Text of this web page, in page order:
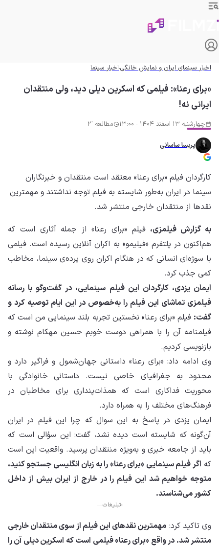
اخبار سینمای ایران و نمایش خانگیاخبار سینما
«برای رعنا»: فیلمی که اسکرین دیلی دید، ولی منتقدان
ایرانی نه!
چهارشنبه 13 اسفند 1404 - 13:00 مطالعه '2
پریسا ساسانی
کارگردان فیلم «برای رعنا» معتقد است منتقدان و خبرنگاران
سینما در ایران به‌طور شایسته به فیلم توجه نداشتند و مهمترین
نقدها از منتقدان خارجی منتشر شد.
به گزارش فیلمزی، فیلم «برای رعنا» از جمله آثاری است که
هم‌اکنون در پلتفرم «فیلیمو» به اکران آنلاین رسیده است. فیلمی
با سوژه‌ای انسانی که در هنگام اکران روی پرده‌ی سینما، مخاطب
کمی جذب کرد.
ایمان یزدی، کارگردان این فیلم سینمایی، در گفت‌وگو با رسانه
فیلمزی تماشای این فیلم را به‌خصوص در این ایام توصیه کرد و
گفت: فیلم «برای رعنا» نخستین تجربه بلند سینمایی من است که
فیلمنامه آن را با همراهی دوست خوبم حسین مهکام نوشته و
بازنویسی کردیم.
وی ادامه داد: «برای رعنا» داستانی جهان‌شمول و فراگیر دارد و
محدود به جغرافیای خاصی نیست. داستانی خانوادگی با
محوریت فداکاری است که همذات‌پنداری برای مخاطبان در
فرهنگ‌های مختلف را به همراه دارد.
ایمان یزدی در پاسخ به این سوال که چرا این فیلم در ایران
آن‌گونه که شایسته است دیده نشد، گفت: این سؤالی است که
باید از جامعه خبری و به‌ویژه منتقدان پرسید. واقعیت این است
که اگر فیلم سینمایی «برای رعنا» را به زبان انگلیسی جستجو کنید،
متوجه خواهیم شد این فیلم را در خارج از ایران بیش از داخل
کشور می‌شناسند.
تبلیغات
وی تاکید کرد: مهمترین نقدهای این فیلم از سوی منتقدان خارجی
منتشر شد. در واقع «برای رعنا» فیلمی است که اسکرین دیلی آن را